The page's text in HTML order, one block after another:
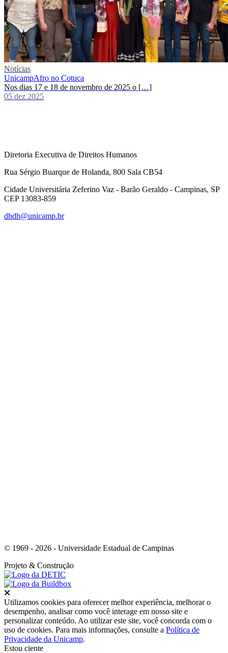
Notícias
UnicampAfro no Cotuca
Nos dias 17 e 18 de novembro de 2025 o […]
05 dez 2025
Diretoria Executiva de Direitos Humanos
Rua Sérgio Buarque de Holanda, 800 Sala CB54
Cidade Universitária Zeferino Vaz - Barão Geraldo - Campinas, SP
CEP 13083-859
dhdh@unicamp.br
© 1969 - 2026 - Universidade Estadual de Campinas
Projeto & Construção
Utilizamos cookies para oferecer melhor experiência, melhorar o
desempenho, analisar como você interage em nosso site e
personalizar conteúdo. Ao utilizar este site, você concorda com o
uso de cookies. Para mais informações, consulte a Política de
Privacidade da Unicamp.
Estou ciente